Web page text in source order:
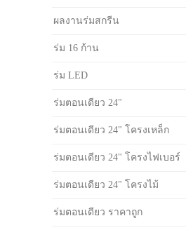
ผลงานร่มสกรีน
ร่ม 16 ก้าน
ร่ม LED
ร่มตอนเดียว 24"
ร่มตอนเดียว 24" โครงเหล็ก
ร่มตอนเดียว 24" โครงไฟเบอร์
ร่มตอนเดียว 24" โครงไม้
ร่มตอนเดียว ราคาถูก